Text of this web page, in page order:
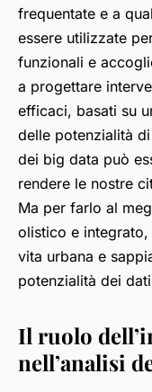
frequentate e a
essere utilizzate
funzionali e
a progettare
efficaci, basati su
delle potenzialità di
dei big data può
rendere le nostre
Ma per farlo al
olistico e
vita urbana e
potenzialità dei
Il ruolo
nell’analisi